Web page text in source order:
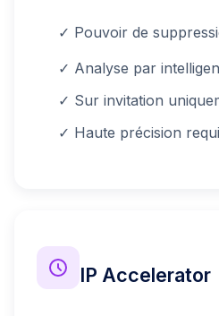
✓ Pouvoir de
✓ Analyse par
✓ Sur invitation
✓ Haute précision
IP Accelerator